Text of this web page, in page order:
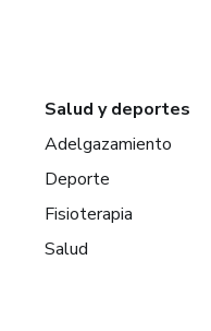
Salud y deportes
Adelgazamiento
Deporte
Fisioterapia
Salud